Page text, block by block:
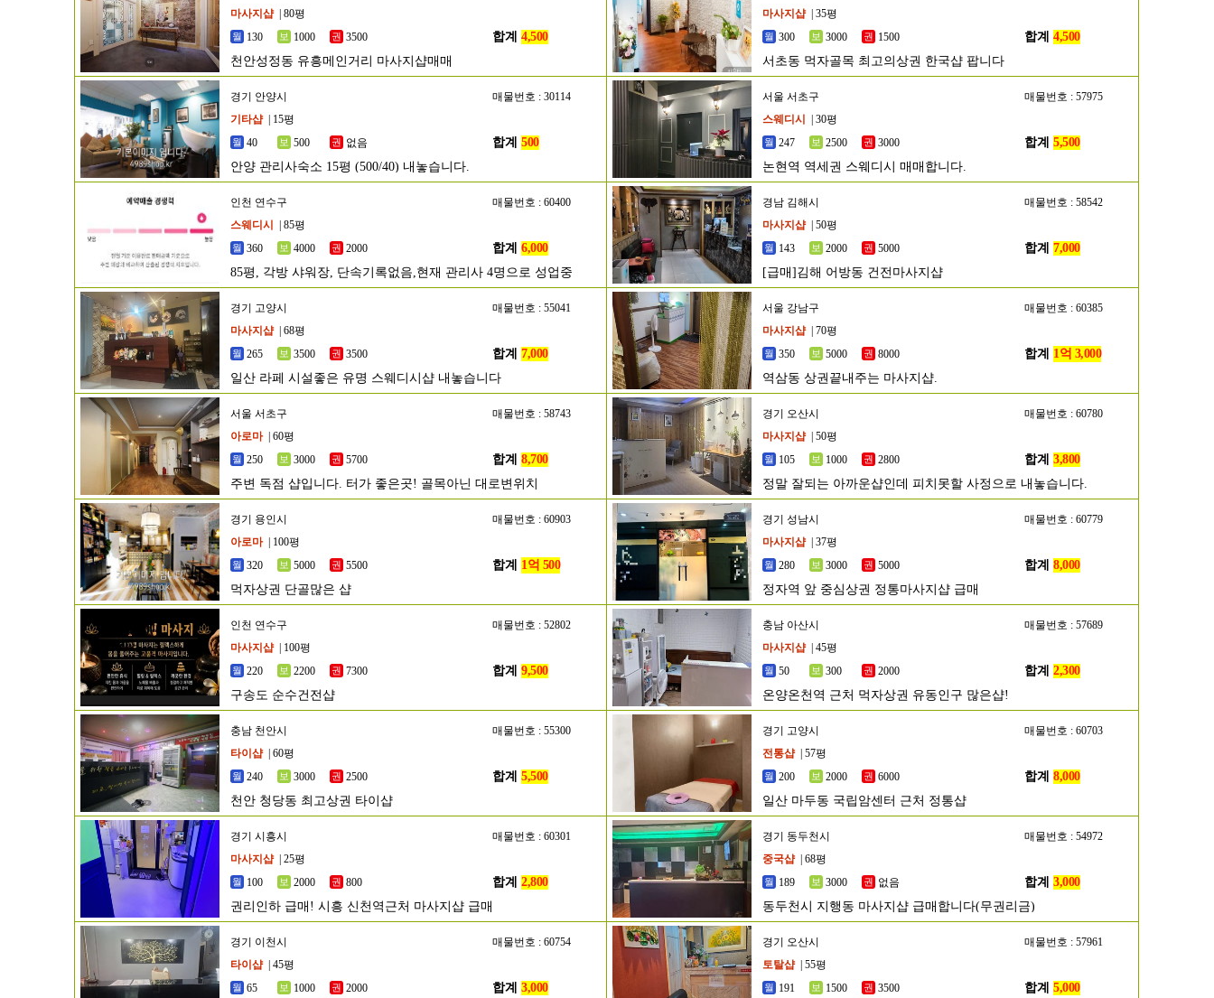
마사지샵
| 80평
130
1000 3500 합계 4,500
천안성정동 유흥메인거리 마사지샵매매
마사지샵
| 35평
300
3000 1500 합계 4,500
서초동 먹자골목 최고의상권 한국샵 팝니다
경기 안양시
매물번호 : 30114
기타샵
| 15평
40
500 없음 합계 500
안양 관리사숙소 15평 (500/40) 내놓습니다.
서울 서초구
매물번호 : 57975
스웨디시
| 30평
247
2500 3000 합계 5,500
논현역 역세권 스웨디시 매매합니다.
인천 연수구
매물번호 : 60400
스웨디시
| 85평
360
4000 2000 합계 6,000
85평, 각방 샤워장, 단속기록없음,현재 관리사 4명으로 성업중
경남 김해시
매물번호 : 58542
마사지샵
| 50평
143
2000 5000 합계 7,000
[급매]김해 어방동 건전마사지샵
경기 고양시
매물번호 : 55041
마사지샵
| 68평
265
3500 3500 합계 7,000
일산 라페 시설좋은 유명 스웨디시샵 내놓습니다
서울 강남구
매물번호 : 60385
마사지샵
| 70평
350
5000 8000 합계 1억 3,000
역삼동 상권끝내주는 마사지샵.
서울 서초구
매물번호 : 58743
아로마
| 60평
250
3000 5700 합계 8,700
주변 독점 샵입니다. 터가 좋은곳! 골목아닌 대로변위치
경기 오산시
매물번호 : 60780
마사지샵
| 50평
105
1000 2800 합계 3,800
정말 잘되는 아까운샵인데 피치못할 사정으로 내놓습니다.
경기 용인시
매물번호 : 60903
아로마
| 100평
320
5000 5500 합계 1억 500
먹자상권 단골많은 샵
경기 성남시
매물번호 : 60779
마사지샵
| 37평
280
3000 5000 합계 8,000
정자역 앞 중심상권 정통마사지샵 급매
인천 연수구
매물번호 : 52802
마사지샵
| 100평
220
2200 7300 합계 9,500
구송도 순수건전샵
충남 아산시
매물번호 : 57689
마사지샵
| 45평
50
300 2000 합계 2,300
온양온천역 근처 먹자상권 유동인구 많은샵!
충남 천안시
매물번호 : 55300
타이샵
| 60평
240
3000 2500 합계 5,500
천안 청당동 최고상권 타이샵
경기 고양시
매물번호 : 60703
전통샵
| 57평
200
2000 6000 합계 8,000
일산 마두동 국립암센터 근처 정통샵
경기 시흥시
매물번호 : 60301
마사지샵
| 25평
100
2000 800 합계 2,800
권리인하 급매! 시흥 신천역근처 마사지샵 급매
경기 동두천시
매물번호 : 54972
중국샵
| 68평
189
3000 없음 합계 3,000
동두천시 지행동 마사지샵 급매합니다(무권리금)
경기 이천시
매물번호 : 60754
타이샵
| 45평
65
1000 2000 합계 3,000
경기 오산시
매물번호 : 57961
토탈샵
| 55평
191
1500 3500 합계 5,000